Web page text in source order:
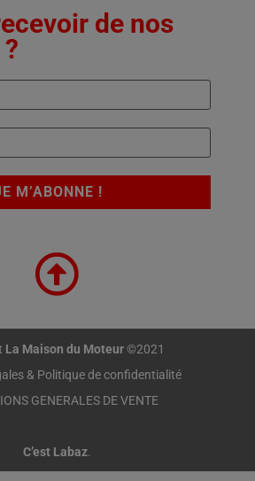
de nos
La Maison du Moteur©2021
& Politique de confidentialité
GENERALES DE VENTE
C’est Labaz.